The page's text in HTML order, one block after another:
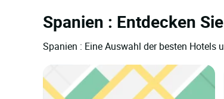
Spanien : Entdecken
Spanien : Eine Auswahl der besten Hotels